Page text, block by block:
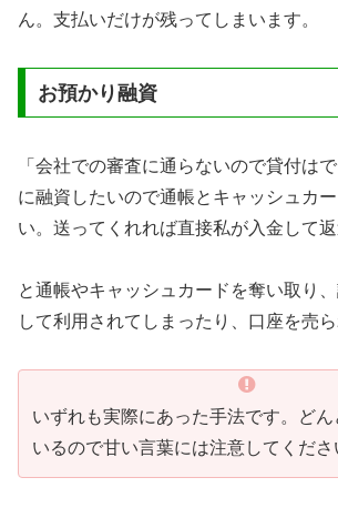
ん。支払いだけが残ってしまいます。
お預かり融資
「会社での審査に通らないので貸付は
に融資したいので通帳とキャッシュカ
い。送ってくれれば直接私が入金して返
と通帳やキャッシュカードを奪い取り
して利用されてしまったり、口座を売ら
いずれも実際にあった手法です。ど
いるので甘い言葉には注意してくださ